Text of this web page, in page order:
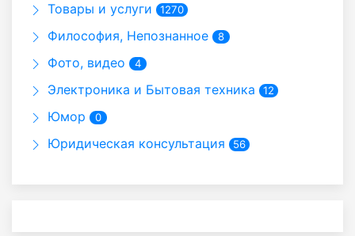
Товары и услуги 1270
Философия, Непознанное 8
Фото, видео 4
Электроника и Бытовая техника 12
Юмор 0
Юридическая консультация 56